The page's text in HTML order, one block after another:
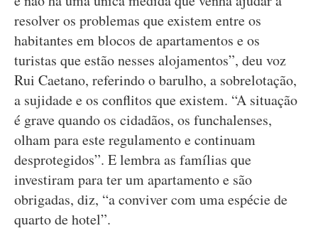
resolver os problemas que existem entre os
habitantes em blocos de apartamentos e os
turistas que estão nesses alojamentos”, deu voz
Rui Caetano, referindo o barulho, a sobrelotação,
a sujidade e os conflitos que existem. “A situação
é grave quando os cidadãos, os funchalenses,
olham para este regulamento e continuam
desprotegidos”. E lembra as famílias que
investiram para ter um apartamento e são
obrigadas, diz, “a conviver com uma espécie de
quarto de hotel”.